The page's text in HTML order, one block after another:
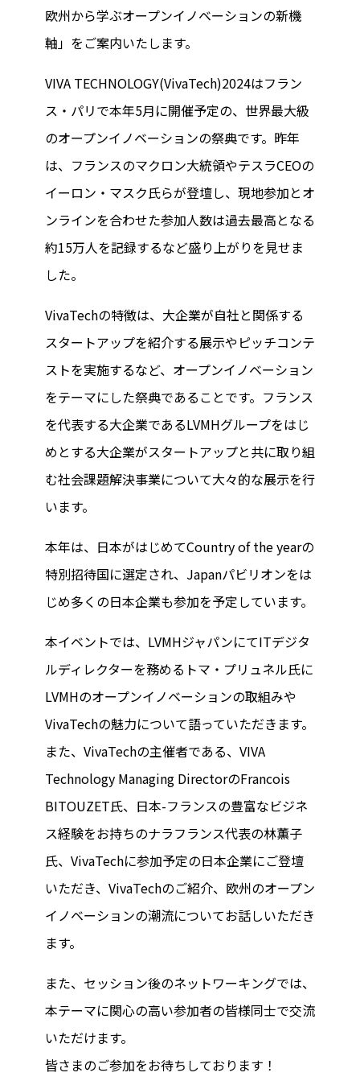
欧州から学ぶオープンイノベーションの新機
軸」をご案内いたします。
VIVA TECHNOLOGY(VivaTech)2024はフラン
ス・パリで本年5月に開催予定の、世界最大級
のオープンイノベーションの祭典です。昨年
は、フランスのマクロン大統領やテスラCEOの
イーロン・マスク氏らが登壇し、現地参加とオ
ンラインを合わせた参加人数は過去最高となる
約15万人を記録するなど盛り上がりを見せま
した。
VivaTechの特徴は、大企業が自社と関係する
スタートアップを紹介する展示やピッチコンテ
ストを実施するなど、オープンイノベーション
をテーマにした祭典であることです。フランス
を代表する大企業であるLVMHグループをはじ
めとする大企業がスタートアップと共に取り組
む社会課題解決事業について大々的な展示を行
います。
本年は、日本がはじめてCountry of the yearの
特別招待国に選定され、Japanパビリオンをは
じめ多くの日本企業も参加を予定しています。
本イベントでは、LVMHジャパンにてITデジタ
ルディレクターを務めるトマ・プリュネル氏に
LVMHのオープンイノベーションの取組みや
VivaTechの魅力について語っていただきます。
また、VivaTechの主催者である、VIVA
Technology Managing DirectorのFrancois
BITOUZET氏、日本-フランスの豊富なビジネ
ス経験をお持ちのナラフランス代表の林薫子
氏、VivaTechに参加予定の日本企業にご登壇
いただき、VivaTechのご紹介、欧州のオープン
イノベーションの潮流についてお話しいただき
ます。
また、セッション後のネットワーキングでは、
本テーマに関心の高い参加者の皆様同士で交流
いただけます。
皆さまのご参加をお待ちしております！